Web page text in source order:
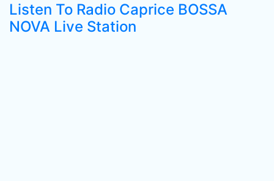
Listen To Radio Caprice BOSSA
NOVA Live Station